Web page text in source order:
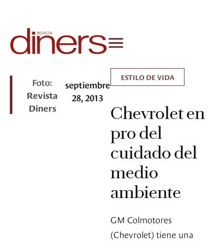
Foto:
Revista
Diners
septiembre
28, 2013
ESTILO DE VIDA
Chevrolet en
pro del
cuidado del
medio
ambiente
GM Colmotores
(Chevrolet) tiene una